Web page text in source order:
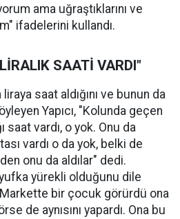
ama uğraştıklarını ve
ifadelerini kullandı.
SAATİ VARDI"
liraya saat aldığını ve bunun da
Yapıcı, "Kolunda geçen
saat vardı, o yok. Onu da
vardı o da yok, belki de
onu da aldılar" dedi.
yufka yürekli olduğunu dile
bir çocuk görürdü ona
de aynısını yapardı. Ona bu